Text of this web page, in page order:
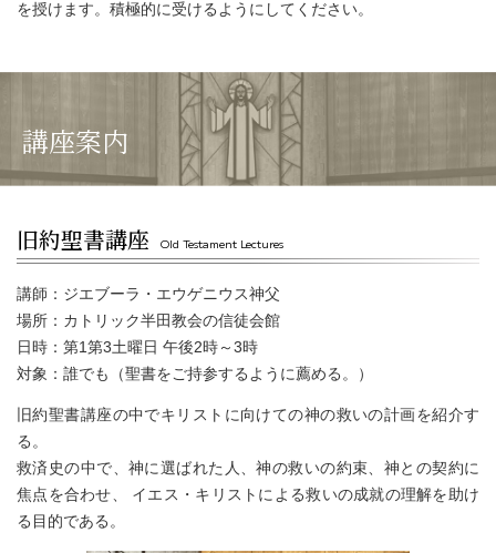
を授けます。積極的に受けるようにしてください。
講座案内
旧約聖書講座 Old Testament Lectures
講師：ジエブーラ・エウゲニウス神父
場所：カトリック半田教会の信徒会館
日時：第1第3土曜日 午後2時～3時
対象：誰でも（聖書をご持参するように薦める。）
旧約聖書講座の中でキリストに向けての神の救いの計画を紹介す
る。
救済史の中で、神に選ばれた人、神の救いの約束、神との契約に
焦点を合わせ、
イエス・キリストによる救いの成就の理解を助け
る目的である。